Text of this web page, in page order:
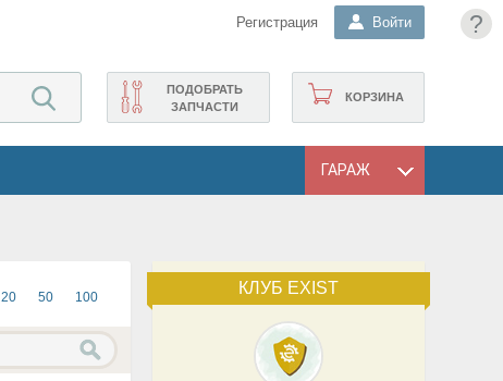
?
Регистрация Войти
КОРЗИНА
ПОДОБРАТЬ
ЗАПЧАСТИ
ГАРАЖ
КЛУБ EXIST
20 50 100